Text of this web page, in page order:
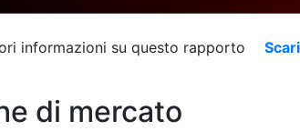
informazioni su questo rapporto
di mercato